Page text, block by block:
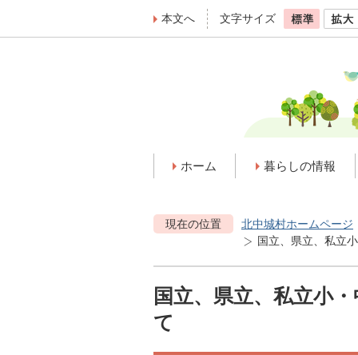
本文へ 文字サイズ
ホーム 暮らしの情報
現在の位置 北中城村ホームページ
国立、県立、私立
国立、県立、私立小
て